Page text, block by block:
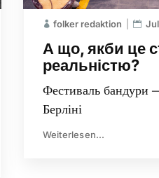
А що, якби це
реальністю?
folker redaktion
Фестиваль бандури
Берліні
Weiterlesen...